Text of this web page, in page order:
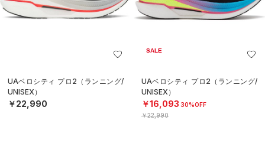
UAベロシティ プロ2（ランニング/
UNISEX）
￥22,990
SALE
UAベロシティ プロ2（ランニング/
UNISEX）
￥16,093 30%OFF
￥22,990